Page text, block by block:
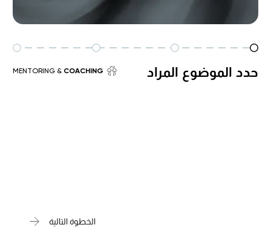
حدد الموضوع المراد COACHING
& MENTORING
الخطوة التالية